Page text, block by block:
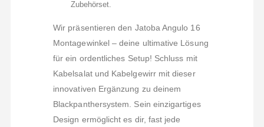
Zubehörset.
Wir präsentieren den Jatoba Angulo 16
Montagewinkel – deine ultimative Lösung
für ein ordentliches Setup! Schluss mit
Kabelsalat und Kabelgewirr mit dieser
innovativen Ergänzung zu deinem
Blackpanthersystem. Sein einzigartiges
Design ermöglicht es dir, fast jede